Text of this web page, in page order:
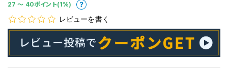
27 〜 40ポイント(1%)
レビューを書く